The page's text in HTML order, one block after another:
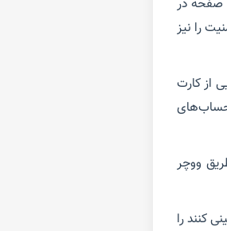
صفحه در
را نیز
از کارت
ووچر
کنند را